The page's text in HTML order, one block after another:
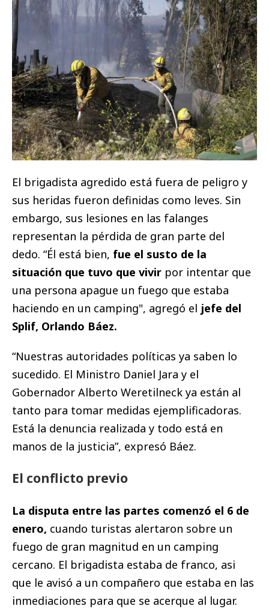
El brigadista agredido está fuera de peligro y
sus heridas fueron definidas como leves. Sin
embargo, sus lesiones en las falanges
representan la pérdida de gran parte del
dedo. “Él está bien, fue el susto de la
situación que tuvo que vivir por intentar que
una persona apague un fuego que estaba
haciendo en un camping", agregó el jefe del
Splif, Orlando Báez.
“Nuestras autoridades políticas ya saben lo
sucedido. El Ministro Daniel Jara y el
Gobernador Alberto Weretilneck ya están al
tanto para tomar medidas ejemplificadoras.
Está la denuncia realizada y todo está en
manos de la justicia”, expresó Báez.
El conflicto previo
La disputa entre las partes comenzó el 6 de
enero, cuando turistas alertaron sobre un
fuego de gran magnitud en un camping
cercano. El brigadista estaba de franco, asi
que le avisó a un compañero que estaba en las
inmediaciones para que se acerque al lugar.